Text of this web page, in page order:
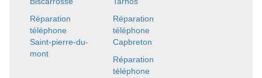
Réparation
téléphone
Saint-pierre-du-
mont
Réparation
téléphone
Capbreton
Réparation
téléphone